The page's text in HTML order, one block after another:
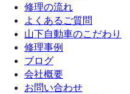
修理の流れ
よくあるご質問
山下自動車のこだわり
修理事例
ブログ
会社概要
お問い合わせ